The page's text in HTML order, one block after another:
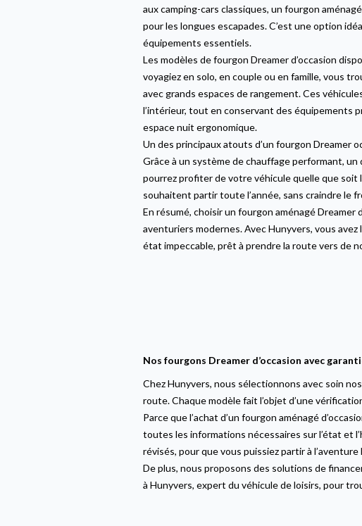
aux camping-cars classiques, un fourgon
pour les longues escapades. C’est une option
équipements essentiels.
Les modèles de fourgon Dreamer d’occasion
voyagiez en solo, en couple ou en famille, vous
avec grands espaces de rangement. Ces
l’intérieur, tout en conservant des équipements
espace nuit ergonomique.
Un des principaux atouts d’un fourgon Dreamer
Grâce à un système de chauffage performant,
pourrez profiter de votre véhicule quelle que soit
souhaitent partir toute l’année, sans craindre le
En résumé, choisir un fourgon aménagé
aventuriers modernes. Avec Hunyvers, vous avez
état impeccable, prêt à prendre la route vers de
Nos fourgons Dreamer d’occasion avec
Chez Hunyvers, nous sélectionnons avec soin
route. Chaque modèle fait l’objet d’une
Parce que l’achat d’un fourgon aménagé
toutes les informations nécessaires sur l’état et
révisés, pour que vous puissiez partir à l’aventure
De plus, nous proposons des solutions de
à Hunyvers, expert du véhicule de loisirs, pour